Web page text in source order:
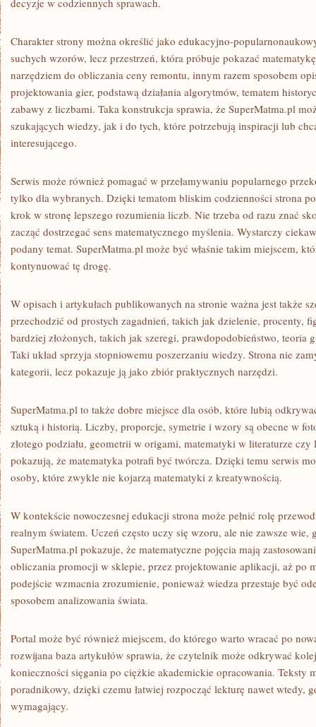
decyzje w codziennych sprawach.
Charakter strony można określić jako edukacyjno-
suchych wzorów, lecz przestrzeń, która próbuje pokazać
narzędziem do obliczania ceny remontu, innym razem sposobem
projektowania gier, podstawą działania algorytmów, tematem
zabawy z liczbami. Taka konstrukcja sprawia, że SuperMatma.pl
szukających wiedzy, jak i do tych, które potrzebują inspiracji lub
interesującego.
Serwis może również pomagać w przełamywaniu popularnego
tylko dla wybranych. Dzięki tematom bliskim codzienności strona
krok w stronę lepszego rozumienia liczb. Nie trzeba od razu znać
zacząć dostrzegać sens matematycznego myślenia. Wystarczy
podany temat. SuperMatma.pl może być właśnie takim miejscem,
kontynuować tę drogę.
W opisach i artykułach publikowanych na stronie ważna jest także
przechodzić od prostych zagadnień, takich jak dzielenie, procenty,
bardziej złożonych, takich jak szeregi, prawdopodobieństwo, teoria
Taki układ sprzyja stopniowemu poszerzaniu wiedzy. Strona nie
kategorii, lecz pokazuje ją jako zbiór praktycznych narzędzi.
SuperMatma.pl to także dobre miejsce dla osób, które lubią
sztuką i historią. Liczby, proporcje, symetrie i wzory są obecne w
złotego podziału, geometrii w origami, matematyki w literaturze
pokazują, że matematyka potrafi być twórcza. Dzięki temu serwis
osoby, które zwykle nie kojarzą matematyki z kreatywnością.
W kontekście nowoczesnej edukacji strona może pełnić rolę
realnym światem. Uczeń często uczy się wzoru, ale nie zawsze wie,
SuperMatma.pl pokazuje, że matematyczne pojęcia mają
obliczania promocji w sklepie, przez projektowanie aplikacji, aż po
podejście wzmacnia zrozumienie, ponieważ wiedza przestaje być
sposobem analizowania świata.
Portal może być również miejscem, do którego warto wracać po
rozwijana baza artykułów sprawia, że czytelnik może odkrywać
konieczności sięgania po ciężkie akademickie opracowania. Teksty
poradnikowy, dzięki czemu łatwiej rozpocząć lekturę nawet wtedy,
wymagający.